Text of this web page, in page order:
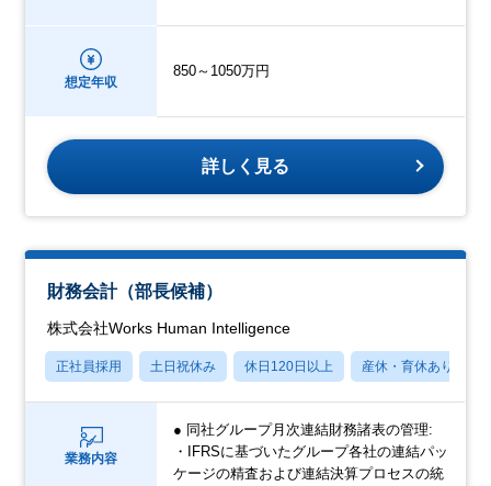
想定年収
850～1050万円
詳しく見る
財務会計（部長候補）
株式会社Works Human Intelligence
正社員採用 土日祝休み 休日120日以上 産休・育休あり
業務内容
● 同社グループ月次連結財務諸表の管理:
・IFRSに基づいたグループ各社の連結パッ
ケージの精査および連結決算プロセスの統